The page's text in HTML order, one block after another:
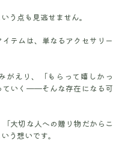
う点も見逃せません。
テムは、単なるアクセサリー
がえり、「もらって嬉しかっ
ていく——そんな存在になる可
大切な人への贈り物だからこ
う想いです。